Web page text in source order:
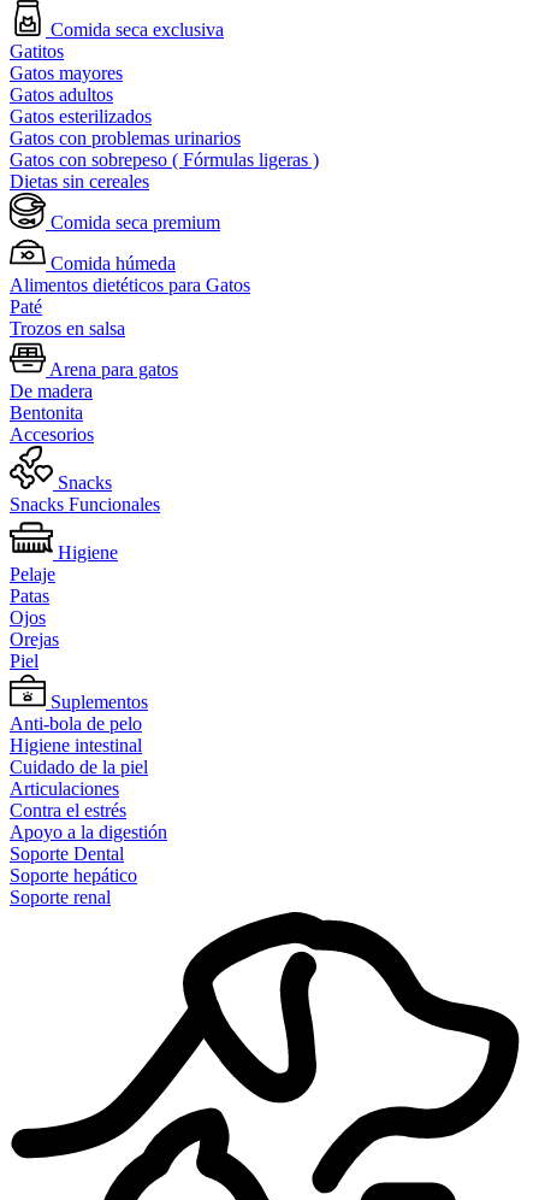
Comida seca exclusiva
Gatitos
Gatos mayores
Gatos adultos
Gatos esterilizados
Gatos con problemas urinarios
Gatos con sobrepeso ( Fórmulas ligeras )
Dietas sin cereales
Comida seca premium
Comida húmeda
Alimentos dietéticos para Gatos
Paté
Trozos en salsa
Arena para gatos
De madera
Bentonita
Accesorios
Snacks
Snacks Funcionales
Higiene
Pelaje
Patas
Ojos
Orejas
Piel
Suplementos
Anti-bola de pelo
Higiene intestinal
Cuidado de la piel
Articulaciones
Contra el estrés
Apoyo a la digestión
Soporte Dental
Soporte hepático
Soporte renal